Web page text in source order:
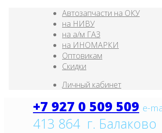
Автозапчасти на ОКУ
на НИВУ
на а/м ГАЗ
на ИНОМАРКИ
Оптовикам
Скидки
Личный кабинет
+7 927 0 509 509 e-
413 864 г. Балаково